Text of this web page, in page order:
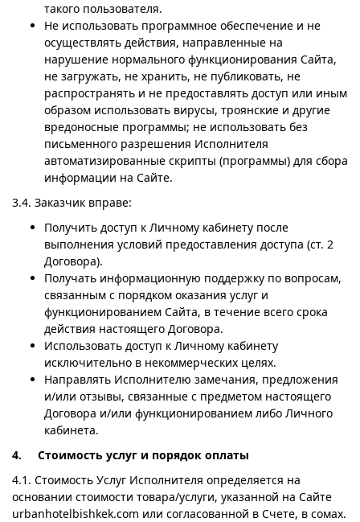
такого пользователя.
Не использовать программное обеспечение и не
осуществлять действия, направленные на
нарушение нормального функционирования Сайта,
не загружать, не хранить, не публиковать, не
распространять и не предоставлять доступ или иным
образом использовать вирусы, троянские и другие
вредоносные программы; не использовать без
письменного разрешения Исполнителя
автоматизированные скрипты (программы) для сбора
информации на Сайте.
3.4. Заказчик вправе:
Получить доступ к Личному кабинету после
выполнения условий предоставления доступа (ст. 2
Договора).
Получать информационную поддержку по вопросам,
связанным с порядком оказания услуг и
функционированием Сайта, в течение всего срока
действия настоящего Договора.
Использовать доступ к Личному кабинету
исключительно в некоммерческих целях.
Направлять Исполнителю замечания, предложения
и/или отзывы, связанные с предметом настоящего
Договора и/или функционированием либо Личного
кабинета.
4. Стоимость услуг и порядок оплаты
4.1. Стоимость Услуг Исполнителя определяется на
основании стоимости товара/услуги, указанной на Сайте
urbanhotelbishkek.com или согласованной в Счете, в сомах.